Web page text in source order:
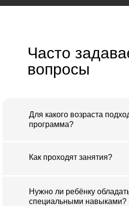
Часто
вопросы
Для какого возраста
программа?
Как проходят занятия?
Нужно ли ребёнку
специальными навыками?